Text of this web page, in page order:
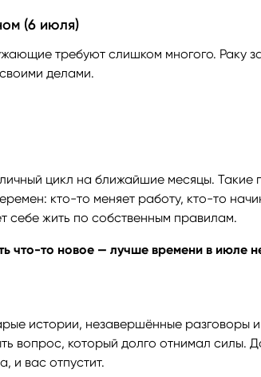
(6 июля)
требуют слишком многого. Раку
делами.
цикл на ближайшие месяцы. Такие
кто-то меняет работу, кто-то
себе жить по собственным правилам.
что-то новое — лучше времени в июле
истории, незавершённые разговоры
вопрос, который долго отнимал силы.
и вас отпустит.